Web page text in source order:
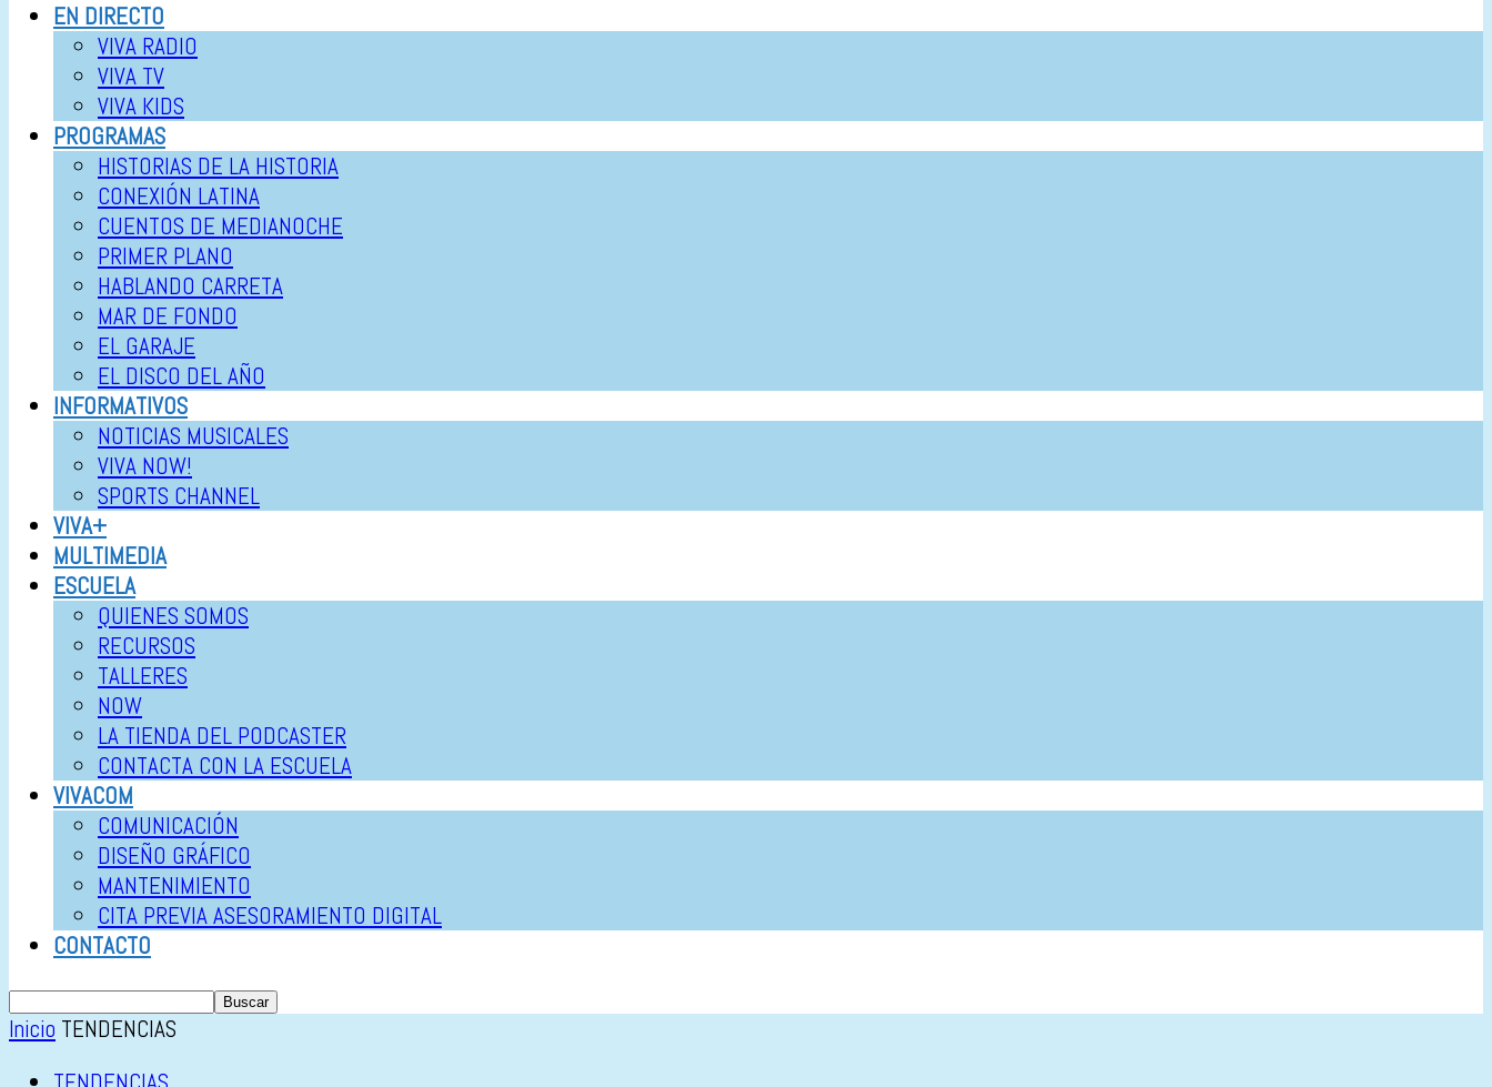
EN DIRECTO
VIVA RADIO
VIVA TV
VIVA KIDS
PROGRAMAS
HISTORIAS DE LA HISTORIA
CONEXIÓN LATINA
CUENTOS DE MEDIANOCHE
PRIMER PLANO
HABLANDO CARRETA
MAR DE FONDO
EL GARAJE
EL DISCO DEL AÑO
INFORMATIVOS
NOTICIAS MUSICALES
VIVA NOW!
SPORTS CHANNEL
VIVA+
MULTIMEDIA
ESCUELA
QUIENES SOMOS
RECURSOS
TALLERES
NOW
LA TIENDA DEL PODCASTER
CONTACTA CON LA ESCUELA
VIVACOM
COMUNICACIÓN
DISEÑO GRÁFICO
MANTENIMIENTO
CITA PREVIA ASESORAMIENTO DIGITAL
CONTACTO
Inicio TENDENCIAS